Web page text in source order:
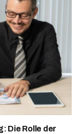
Die Rolle der